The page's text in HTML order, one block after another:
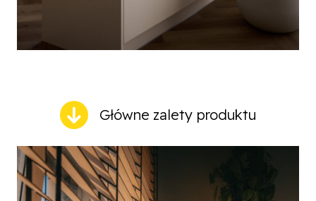
Główne zalety produktu